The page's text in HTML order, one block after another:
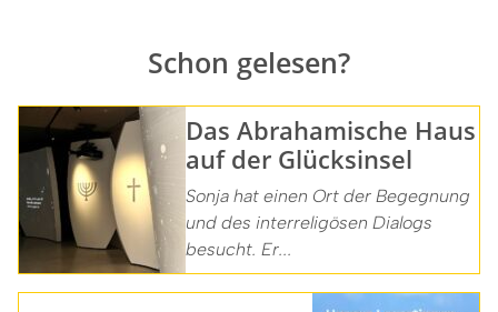
Schon gelesen?
Das Abrahamische Haus
auf der Glücksinsel
Sonja hat einen Ort der Begegnung
und des interreligösen Dialogs
besucht. Er...